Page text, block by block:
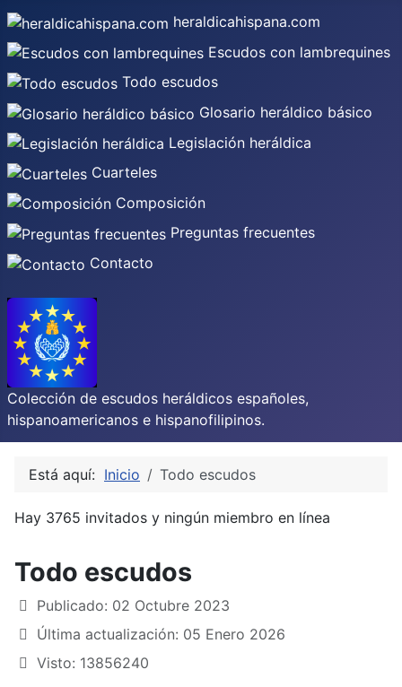
heraldicahispana.com
Escudos con lambrequines
Todo escudos
Glosario heráldico básico
Legislación heráldica
Cuarteles
Composición
Preguntas frecuentes
Contacto
Colección de escudos heráldicos españoles,
hispanoamericanos e hispanofilipinos.
Está aquí: Inicio Todo escudos
Hay 3765 invitados y ningún miembro en línea
Todo escudos
Publicado: 02 Octubre 2023
Última actualización: 05 Enero 2026
Visto: 13856240